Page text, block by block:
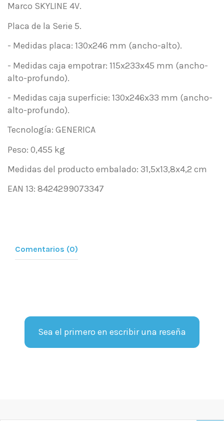
Marco SKYLINE 4V.
Placa de la Serie 5.
- Medidas placa: 130x246 mm (ancho-alto).
- Medidas caja empotrar: 115x233x45 mm (ancho-
alto-profundo).
- Medidas caja superficie: 130x246x33 mm (ancho-
alto-profundo).
Tecnología: GENERICA
Peso: 0,455 kg
Medidas del producto embalado: 31,5x13,8x4,2 cm
EAN 13: 8424299073347
Comentarios (0)
Sea el primero en escribir una reseña